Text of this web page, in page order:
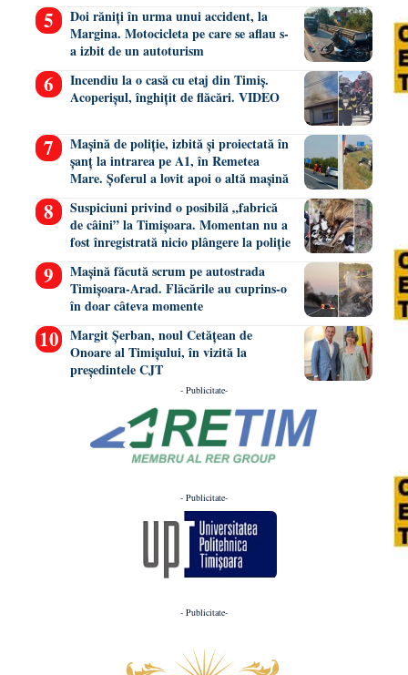
Doi răniți în urma unui accident, la
Margina. Motocicleta pe care se aflau s-
a izbit de un autoturism
Incendiu la o casă cu etaj din Timiș.
Acoperișul, înghițit de flăcări. VIDEO
Mașină de poliție, izbită și proiectată în
șanț la intrarea pe A1, în Remetea
Mare. Șoferul a lovit apoi o altă mașină
Suspiciuni privind o posibilă „fabrică
de câini” la Timișoara. Momentan nu a
fost înregistrată nicio plângere la poliție
Mașină făcută scrum pe autostrada
Timișoara-Arad. Flăcările au cuprins-o
în doar câteva momente
Margit Șerban, noul Cetățean de
Onoare al Timișului, în vizită la
președintele CJT
- Publicitate-
- Publicitate-
- Publicitate-